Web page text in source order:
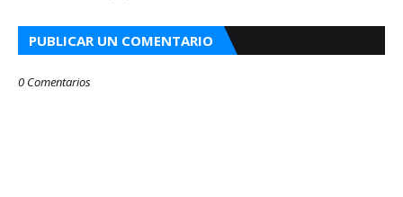
PUBLICAR UN COMENTARIO
0 Comentarios